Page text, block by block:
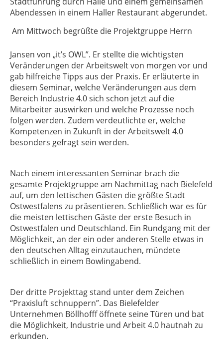
Abendessen in einem Haller Restaurant abgerundet.
Am Mittwoch begrüßte die Projektgruppe Herrn
Jansen von „it’s OWL”. Er stellte die wichtigsten
Veränderungen der Arbeitswelt von morgen vor und
gab hilfreiche Tipps aus der Praxis. Er erläuterte in
diesem Seminar, welche Veränderungen aus dem
Bereich Industrie 4.0 sich schon jetzt auf die
Mitarbeiter auswirken und welche Prozesse noch
folgen werden. Zudem verdeutlichte er, welche
Kompetenzen in Zukunft in der Arbeitswelt 4.0
besonders gefragt sein werden.
Nach einem interessanten Seminar brach die
gesamte Projektgruppe am Nachmittag nach Bielefeld
auf, um den lettischen Gästen die größte Stadt
Ostwestfalens zu präsentieren. Schließlich war es für
die meisten lettischen Gäste der erste Besuch in
Ostwestfalen und Deutschland. Ein Rundgang mit der
Möglichkeit, an der ein oder anderen Stelle etwas in
den deutschen Alltag einzutauchen, mündete
schließlich in einem Bowlingabend.
Der dritte Projekttag stand unter dem Zeichen
“Praxisluft schnuppern”. Das Bielefelder
Unternehmen Böllhofff öffnete seine Türen und bat
die Möglichkeit, Industrie und Arbeit 4.0 hautnah zu
erkunden.